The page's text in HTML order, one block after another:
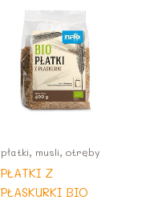
płatki, musli, otręby
PŁATKI Z
PŁASKURKI BIO